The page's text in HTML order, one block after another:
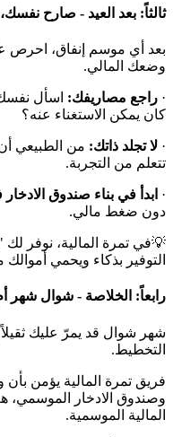
ثالثاً: بعد العيد - صارح
بعد أي موسم إنفاق،
وضعك المالي.
· راجع مصاريفك: اسأل
كان يمكن الاستغناء عنه؟
· لا تجلد ذاتك: من الطبيعي أن
تتعلم من التجربة.
· ابدأ في بناء صندوق الادخار
دون ضغط مالي.
💡في تمرة المالية، نوفر
التوفير بذكاء ويحمي
رابعاً: الخلاصة - شوال شهر
شهر شوال قد يمرّ عليك ثقيلاً
التخطيط.
فريق تمرة المالية يؤمن
وصندوق الادخار الموسمي،
المالية الموسمية.